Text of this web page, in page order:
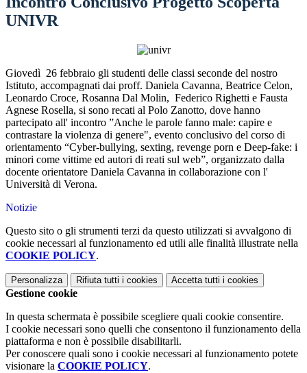
UNIVR
Giovedì 26 febbraio gli studenti delle classi seconde del nostro
Istituto, accompagnati dai proff. Daniela Cavanna, Beatrice Celon,
Leonardo Croce, Rosanna Dal Molin, Federico Righetti e Fausta
Agnese Rosella, si sono recati al Polo Zanotto, dove hanno
partecipato all' incontro ”Anche le parole fanno male: capire e
contrastare la violenza di genere", evento conclusivo del corso di
orientamento “Cyber-bullying, sexting, revenge porn e Deep-fake: i
minori come vittime ed autori di reati sul web”, organizzato dalla
docente orientatore Daniela Cavanna in collaborazione con l'
Università di Verona.
Notizie
Questo sito o gli strumenti terzi da questo utilizzati si avvalgono di
cookie necessari al funzionamento ed utili alle finalità illustrate nella
COOKIE POLICY.
Personalizza Rifiuta tutti i cookies Accetta tutti i cookies
Gestione cookie
In questa schermata è possibile scegliere quali cookie consentire.
I cookie necessari sono quelli che consentono il funzionamento della
piattaforma e non è possibile disabilitarli.
Per conoscere quali sono i cookie necessari al funzionamento potete
visionare la COOKIE POLICY.